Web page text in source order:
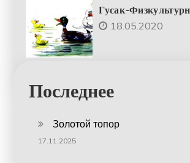
Гусак-
18.05.2020
Последнее
Золотой топор
17.11.2025